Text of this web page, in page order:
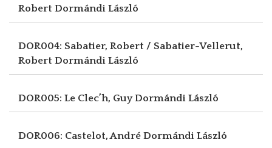
Robert Dormándi László
DOR004: Sabatier, Robert / Sabatier-Vellerut,
Robert Dormándi László
DOR005: Le Clec’h, GuyDormándi László
DOR006: Castelot, André Dormándi László